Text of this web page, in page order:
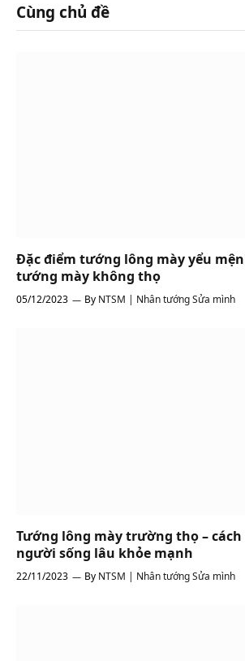
Cùng chủ đề
Đặc điểm tướng lông mày yểu
tướng mày không thọ
05/12/2023 By NTSM | Nhân tướng Sửa mình
Tướng lông mày trường thọ –
người sống lâu khỏe mạnh
22/11/2023 By NTSM | Nhân tướng Sửa mình